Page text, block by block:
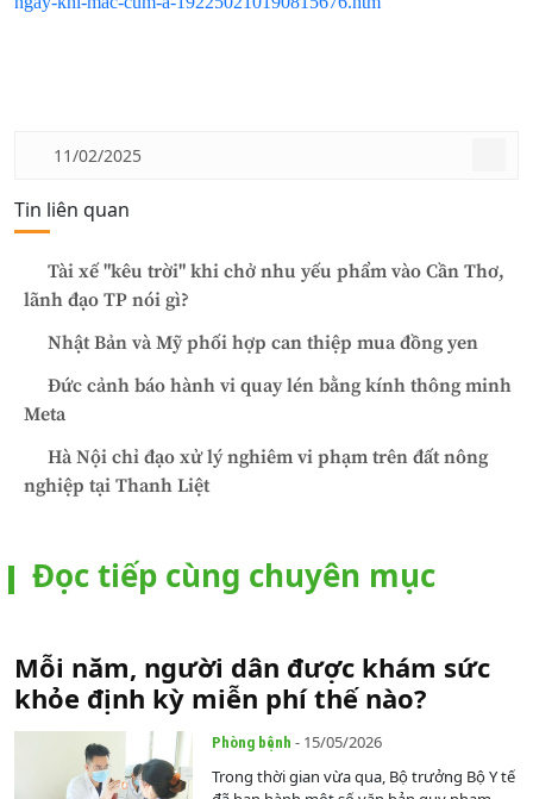
11/02/2025
Tin liên quan
Tài xế "kêu trời" khi chở nhu yếu phẩm vào Cần Thơ,
lãnh đạo TP nói gì?
Nhật Bản và Mỹ phối hợp can thiệp mua đồng yen
Đức cảnh báo hành vi quay lén bằng kính thông minh
Meta
Hà Nội chỉ đạo xử lý nghiêm vi phạm trên đất nông
nghiệp tại Thanh Liệt
Đọc tiếp cùng chuyên mục
Mỗi năm, người dân được khám sức
khỏe định kỳ miễn phí thế nào?
Phòng bệnh - 15/05/2026
Trong thời gian vừa qua, Bộ trưởng Bộ Y tế